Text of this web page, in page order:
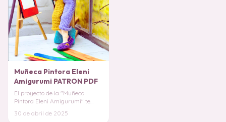
Muñeca Pintora Eleni
Amigurumi PATRON PDF
El proyecto de la "Muñeca
Pintora Eleni Amigurumi" te
adorable que celebra
30 de abril de 2025